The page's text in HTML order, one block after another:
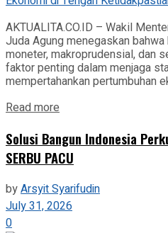
AKTUALITA.CO.ID – Wakil
Juda Agung menegaskan
moneter, makroprudensial, dan
faktor penting dalam menjaga
mempertahankan pertumbuhan
Read more
Solusi Bangun Indonesia
SERBU PACU
byArsyit Syarifudin
July 31, 2026
0